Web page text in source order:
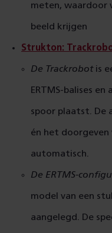
meten, waardoor
beeld krijgen
Strukton:
De Trackrobotis
ERTMS-balises
spoor plaatst. De
én het doorgeven
automatisch.
De ERTMS-
model van een
aangelegd. De